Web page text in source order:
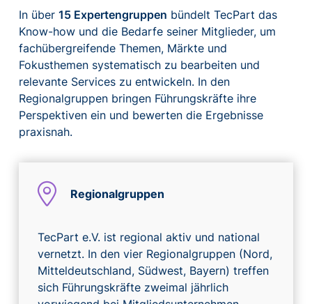
In über 15 Expertengruppen bündelt TecPart das
Know-how und die Bedarfe seiner Mitglieder, um
fachübergreifende Themen, Märkte und
Fokusthemen systematisch zu bearbeiten und
relevante Services zu entwickeln. In den
Regionalgruppen bringen Führungskräfte ihre
Perspektiven ein und bewerten die Ergebnisse
praxisnah.
Regionalgruppen
TecPart e.V. ist regional aktiv und national
vernetzt. In den vier Regionalgruppen (Nord,
Mitteldeutschland, Südwest, Bayern) treffen
sich Führungskräfte zweimal jährlich